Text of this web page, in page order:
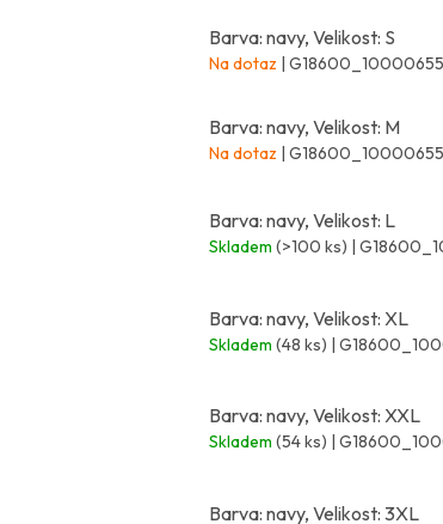
Barva: navy, Velikost: S
Na dotaz |
Barva: navy, Velikost: M
Na dotaz |
Barva: navy, Velikost: L
Skladem (>100 ks) |
Barva: navy, Velikost: XL
Skladem (48 ks) |
Barva: navy, Velikost: XXL
Skladem (54 ks) |
Barva: navy, Velikost: 3XL